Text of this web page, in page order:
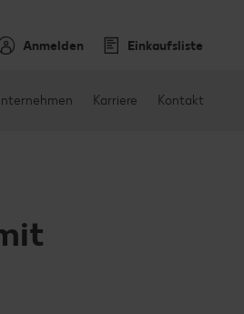
Anmelden Einkaufsliste
Karriere Kontakt